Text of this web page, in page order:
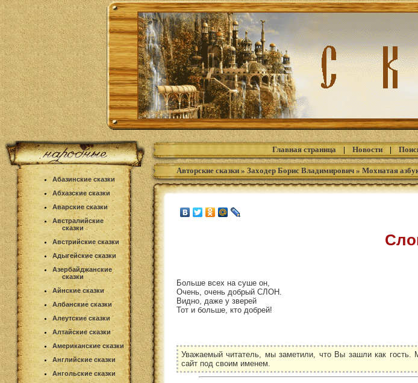
Абазинские сказки
Абхазские сказки
Аварские сказки
Австралийские
сказки
Австрийские сказки
Адыгейские сказки
Азербайджанские
сказки
Айнские сказки
Албанские сказки
Алеутские сказки
Алтайские сказки
Американские сказки
Английские сказки
Ангольские сказки
Главная страница| Новости|
Авторские сказки » Заходер Борис Владимирович » Мохнатая
Больше всех на суше он,
Очень, очень добрый СЛОН.
Видно, даже у зверей
Тот и больше, кто добрей!
Уважаемый читатель, мы заметили, что Вы зашли как гость.
сайт под своим именем.